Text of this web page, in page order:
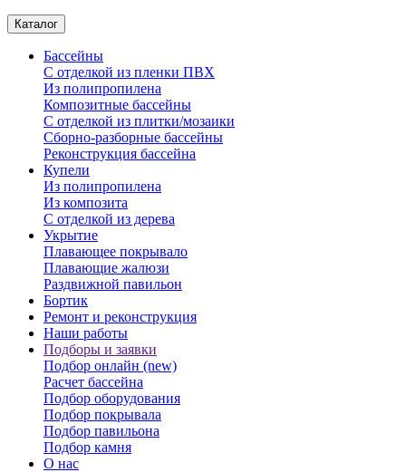
Каталог
Бассейны
С отделкой из пленки ПВХ
Из полипропилена
Композитные бассейны
С отделкой из плитки/мозаики
Сборно-разборные бассейны
Реконструкция бассейна
Купели
Из полипропилена
Из композита
С отделкой из дерева
Укрытие
Плавающее покрывало
Плавающие жалюзи
Раздвижной павильон
Бортик
Ремонт и реконструкция
Наши работы
Подборы и заявки
Подбор онлайн (new)
Расчет бассейна
Подбор оборудования
Подбор покрывала
Подбор павильона
Подбор камня
О нас